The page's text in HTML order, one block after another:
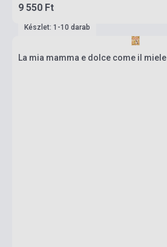
9 550 Ft
Készlet: 1-10 darab
La mia mamma e dolce come il miele